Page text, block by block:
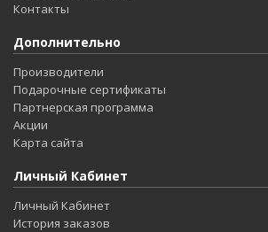
Контакты
Дополнительно
Производители
Подарочные сертификаты
Партнерская программа
Акции
Карта сайта
Личный Кабинет
Личный Кабинет
История заказов